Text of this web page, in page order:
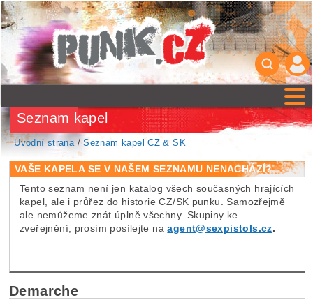
Seznam kapel
Úvodní strana/Seznam kapel CZ & SK
VAŠE KAPELA SE V NAŠEM SEZNAMU NENACHÁZÍ?
Tento seznam není jen katalog všech současných hrajících
kapel, ale i průřez do historie CZ/SK punku. Samozřejmě
ale nemůžeme znát úplně všechny. Skupiny ke
zveřejnění, prosím posílejte na agent@sexpistols.cz.
Demarche